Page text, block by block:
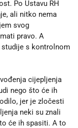
Po Ustavu RH
ali nitko nema
svog
pravo. A
studije s kontrolnom
cijepljenja
nego što će ih
jer je zločesti
neki su znali
će ih spasiti. A to